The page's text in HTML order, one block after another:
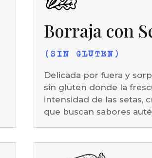
Borraja con
(SIN GLUTEN)
Delicada por fuera y
sin gluten donde la
intensidad de las setas,
que buscan sabores